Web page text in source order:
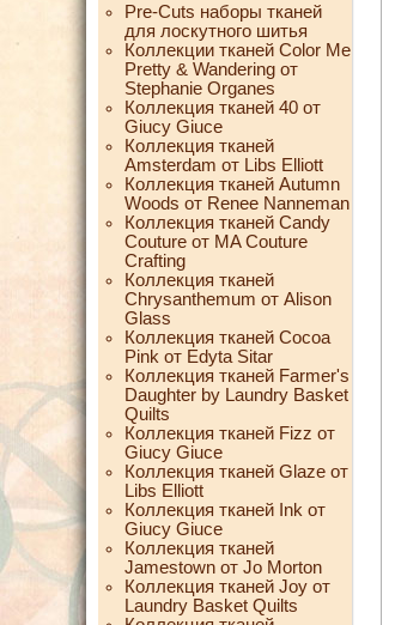
Pre-Cuts наборы тканей
для лоскутного шитья
Коллекции тканей Color Me
Pretty & Wandering от
Stephanie Organes
Коллекция тканей 40 от
Giucy Giuce
Коллекция тканей
Amsterdam от Libs Elliott
Коллекция тканей Autumn
Woods от Renee Nanneman
Коллекция тканей Candy
Couture от MA Couture
Crafting
Коллекция тканей
Chrysanthemum от Alison
Glass
Коллекция тканей Cocoa
Pink от Edyta Sitar
Коллекция тканей Farmer's
Daughter by Laundry Basket
Quilts
Коллекция тканей Fizz от
Giucy Giuce
Коллекция тканей Glaze от
Libs Elliott
Коллекция тканей Ink от
Giucy Giuce
Коллекция тканей
Jamestown от Jo Morton
Коллекция тканей Joy от
Laundry Basket Quilts